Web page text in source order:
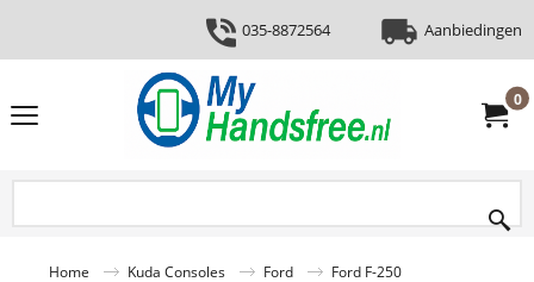
035-8872564 Aanbiedingen
0
Home Kuda Consoles Ford Ford F-250